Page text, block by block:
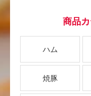
商品
ハム
焼豚